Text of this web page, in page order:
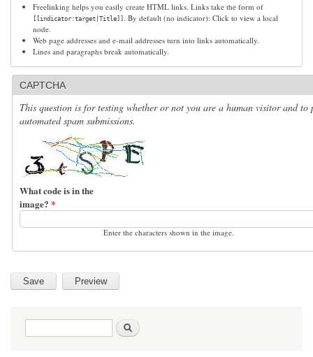
Freelinking helps you easily create HTML links. Links take the form of
[[indicator:target|Title]]
. By default (no indicator): Click to view a local
node.
Web page addresses and e-mail addresses turn into links automatically.
Lines and paragraphs break automatically.
CAPTCHA
This question is for testing whether or not you are a human visitor and to
automated spam submissions.
What code is in the
image? *
Enter the characters shown in the image.
Search form